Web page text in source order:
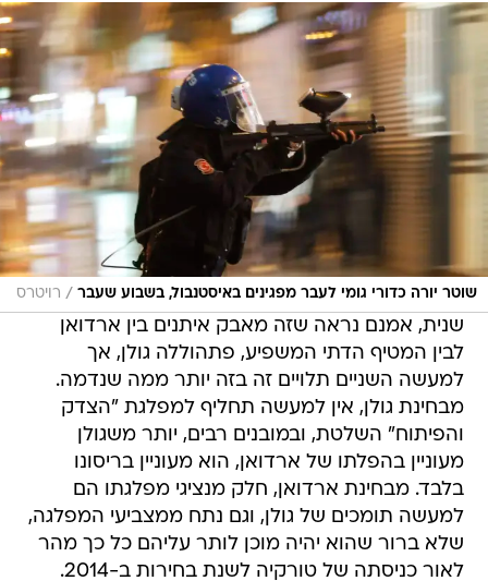
שוטר יורה כדורי גומי לעבר מפגינים באיסטנבול, בשבוע שעבר / רויטרס
שנית, אמנם נראה שזה מאבק איתנים בין ארדואן
לבין המטיף הדתי המשפיע, פתהוללה גולן, אך
למעשה השניים תלויים זה בזה יותר ממה שנדמה.
מבחינת גולן, אין למעשה תחליף למפלגת "הצדק
והפיתוח" השלטת, ובמובנים רבים, יותר משגולן
מעוניין בהפלתו של ארדואן, הוא מעוניין בריסונו
בלבד. מבחינת ארדואן, חלק מנציגי מפלגתו הם
למעשה תומכים של גולן, וגם נתח ממצביעי המפלגה,
שלא ברור שהוא יהיה מוכן לותר עליהם כל כך מהר
לאור כניסתה של טורקיה לשנת בחירות ב-2014.